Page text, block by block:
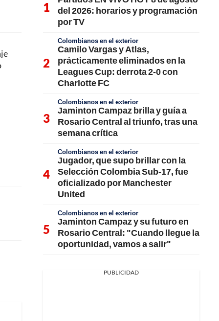
del 2026: horarios y programación
por TV
Colombianos en el exterior
Camilo Vargas y Atlas,
prácticamente eliminados en la
Leagues Cup: derrota 2-0 con
Charlotte FC
Colombianos en el exterior
Jaminton Campaz brilla y guía a
Rosario Central al triunfo, tras una
semana crítica
Colombianos en el exterior
Jugador, que supo brillar con la
Selección Colombia Sub-17, fue
oficializado por Manchester
United
Colombianos en el exterior
Jaminton Campaz y su futuro en
Rosario Central: "Cuando llegue la
oportunidad, vamos a salir"
PUBLICIDAD